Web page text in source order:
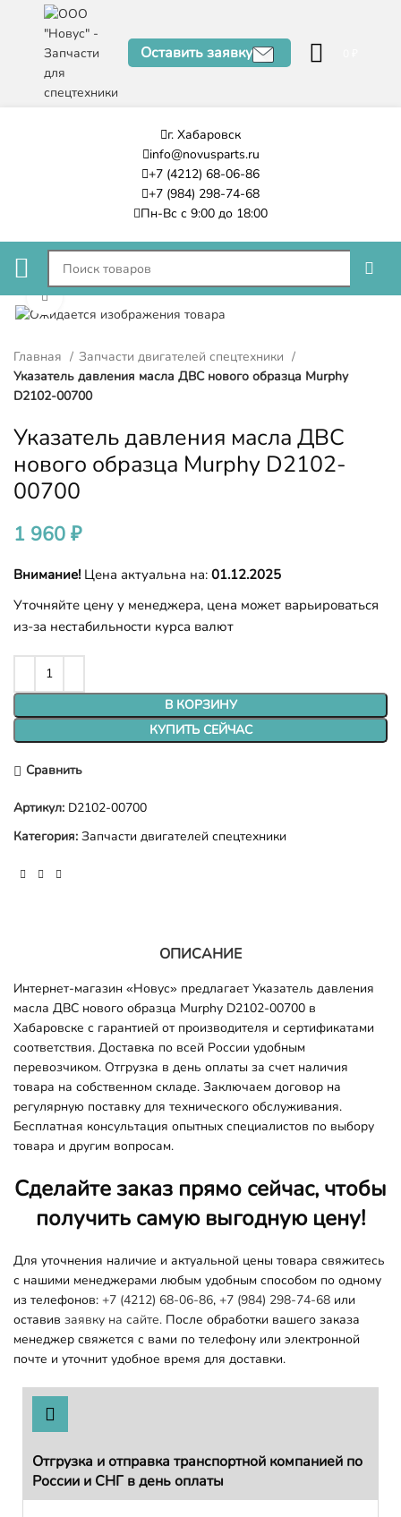
Оставить заявку
г. Хабаровск
info@novusparts.ru
+7 (4212) 68-06-86
+7 (984) 298-74-68
Пн-Вс с 9:00 до 18:00
Нажмите, чтобы увеличить
Главная
Запчасти двигателей спецтехники
Указатель давления масла ДВС нового образца Murphy
D2102-00700
Указатель давления масла ДВС
нового образца Murphy D2102-
00700
1 960 ₽
Внимание! Цена актуальна на: 01.12.2025
Уточняйте цену у менеджера, цена может варьироваться
из-за нестабильности курса валют
В КОРЗИНУ
КУПИТЬ СЕЙЧАС
Сравнить
Артикул: D2102-00700
Категория: Запчасти двигателей спецтехники
ОПИСАНИЕ
Интернет-магазин «Новус» предлагает Указатель давления
масла ДВС нового образца Murphy D2102-00700 в
Хабаровске с гарантией от производителя и сертификатами
соответствия. Доставка по всей России удобным
перевозчиком. Отгрузка в день оплаты за счет наличия
товара на собственном складе. Заключаем договор на
регулярную поставку для технического обслуживания.
Бесплатная консультация опытных специалистов по выбору
товара и другим вопросам.
Сделайте заказ прямо сейчас, чтобы
получить самую выгодную цену!
Для уточнения наличие и актуальной цены товара свяжитесь
с нашими менеджерами любым удобным способом по одному
из телефонов: +7 (4212) 68-06-86, +7 (984) 298-74-68 или
оставив заявку на сайте. После обработки вашего заказа
менеджер свяжется с вами по телефону или электронной
почте и уточнит удобное время для доставки.
Отгрузка и отправка транспортной компанией по
России и СНГ в день оплаты